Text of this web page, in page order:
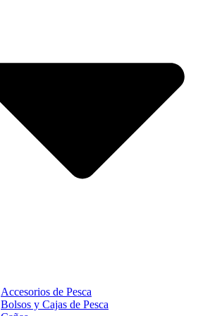
Accesorios de Pesca
Bolsos y Cajas de Pesca